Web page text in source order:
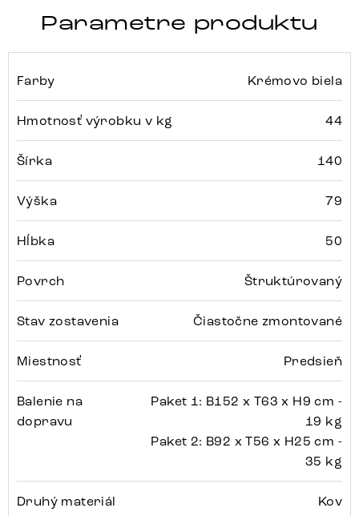
Parametre produktu
Farby Krémovo biela
Hmotnosť výrobku v kg 44
Šírka 140
Výška 79
Hĺbka 50
Povrch Štruktúrovaný
Stav zostavenia Čiastočne zmontované
Miestnosť Predsieň
Balenie na
dopravu
Paket 1: B152 x T63 x H9 cm -
19 kg
Paket 2: B92 x T56 x H25 cm -
35 kg
Druhý materiál Kov